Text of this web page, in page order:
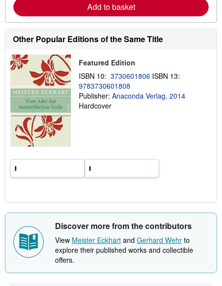
e
a
b
o
u
h
i
p
p
i
n
Add to basket
Other Popular Editions of the Same Title
Featured Edition
ISBN 10: 3730601806 ISBN 13:
9783730601808
Publisher: Anaconda Verlag, 2014
Hardcover
Discover more from the contributors
View Meister Eckhart and Gerhard Wehr to
explore their published works and collectible
offers.